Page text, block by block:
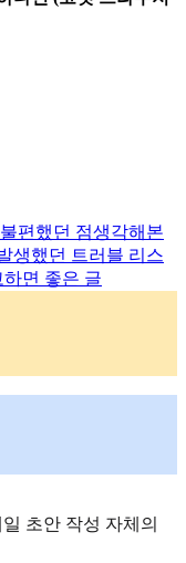
편했던 점생각해본
생했던 트러블 리스
하면 좋은 글
초안 작성 자체의